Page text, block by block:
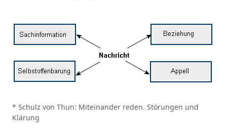
* Schulz von Thun: Miteinander reden. Störungen und
Klärung